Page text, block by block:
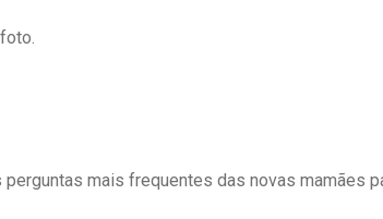
mais frequentes das novas mamães